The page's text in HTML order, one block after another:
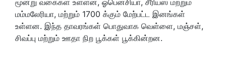
மம்மலேரியா, மற்றும் 1700 க்கும் மேற்பட்ட இனங்கள்
உள்ளன. இந்த தாவரங்கள் பொதுவாக வெள்ளை, மஞ்சள்,
சிவப்பு மற்றும் ஊதா நிற பூக்கள் பூக்கின்றன.